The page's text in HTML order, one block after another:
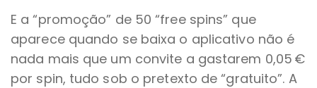
E a “promoção” de 50 “free spins” que
aparece quando se baixa o aplicativo não é
nada mais que um convite a gastarem 0,05 €
por spin, tudo sob o pretexto de “gratuito”. A